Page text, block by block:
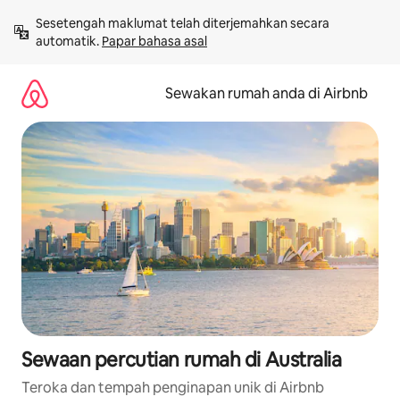
kandungan
Sesetengah maklumat telah diterjemahkan secara
automatik. Papar bahasa asal
Sewakan rumah anda di Airbnb
Sewaan percutian rumah di Australia
Teroka dan tempah penginapan unik di Airbnb